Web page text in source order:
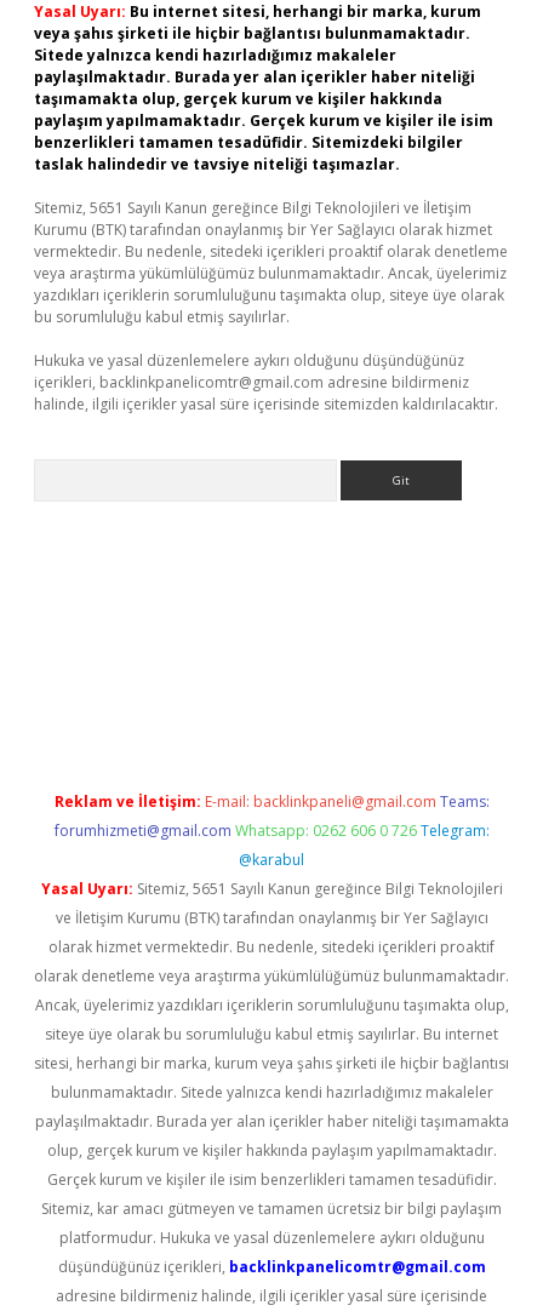
Yasal Uyarı: Bu internet sitesi, herhangi bir marka, kurum
veya şahıs şirketi ile hiçbir bağlantısı bulunmamaktadır.
Sitede yalnızca kendi hazırladığımız makaleler
paylaşılmaktadır. Burada yer alan içerikler haber niteliği
taşımamakta olup, gerçek kurum ve kişiler hakkında
paylaşım yapılmamaktadır. Gerçek kurum ve kişiler ile isim
benzerlikleri tamamen tesadüfidir. Sitemizdeki bilgiler
taslak halindedir ve tavsiye niteliği taşımazlar.
Sitemiz, 5651 Sayılı Kanun gereğince Bilgi Teknolojileri ve İletişim
Kurumu (BTK) tarafından onaylanmış bir Yer Sağlayıcı olarak hizmet
vermektedir. Bu nedenle, sitedeki içerikleri proaktif olarak denetleme
veya araştırma yükümlülüğümüz bulunmamaktadır. Ancak, üyelerimiz
yazdıkları içeriklerin sorumluluğunu taşımakta olup, siteye üye olarak
bu sorumluluğu kabul etmiş sayılırlar.
Hukuka ve yasal düzenlemelere aykırı olduğunu düşündüğünüz
içerikleri, backlinkpanelicomtr@gmail.com adresine bildirmeniz
halinde, ilgili içerikler yasal süre içerisinde sitemizden kaldırılacaktır.
Reklam ve İletişim: E-mail: backlinkpaneli@gmail.com Teams:
forumhizmeti@gmail.com Whatsapp: 0262 606 0 726 Telegram:
@karabul
Yasal Uyarı: Sitemiz, 5651 Sayılı Kanun gereğince Bilgi Teknolojileri
ve İletişim Kurumu (BTK) tarafından onaylanmış bir Yer Sağlayıcı
olarak hizmet vermektedir. Bu nedenle, sitedeki içerikleri proaktif
olarak denetleme veya araştırma yükümlülüğümüz bulunmamaktadır.
Ancak, üyelerimiz yazdıkları içeriklerin sorumluluğunu taşımakta olup,
siteye üye olarak bu sorumluluğu kabul etmiş sayılırlar. Bu internet
sitesi, herhangi bir marka, kurum veya şahıs şirketi ile hiçbir bağlantısı
bulunmamaktadır. Sitede yalnızca kendi hazırladığımız makaleler
paylaşılmaktadır. Burada yer alan içerikler haber niteliği taşımamakta
olup, gerçek kurum ve kişiler hakkında paylaşım yapılmamaktadır.
Gerçek kurum ve kişiler ile isim benzerlikleri tamamen tesadüfidir.
Sitemiz, kar amacı gütmeyen ve tamamen ücretsiz bir bilgi paylaşım
platformudur. Hukuka ve yasal düzenlemelere aykırı olduğunu
düşündüğünüz içerikleri, backlinkpanelicomtr@gmail.com
adresine bildirmeniz halinde, ilgili içerikler yasal süre içerisinde